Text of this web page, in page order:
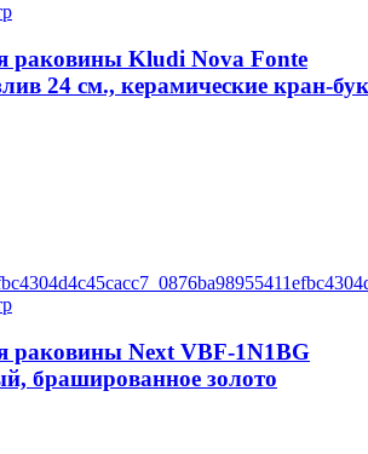
раковины Kludi Nova Fonte
24 см., керамические кран-
раковины Next VBF-1N1BG
брашированное золото